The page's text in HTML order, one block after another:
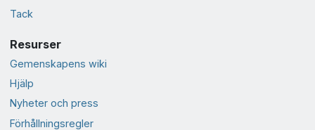
Tack
Resurser
Gemenskapens wiki
Hjälp
Nyheter och press
Förhållningsregler